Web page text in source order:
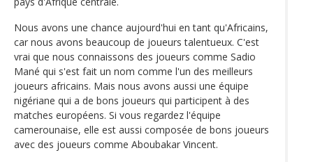
Nous avons une chance aujourd'hui en tant qu'Africains,
car nous avons beaucoup de joueurs talentueux. C'est
vrai que nous connaissons des joueurs comme Sadio
Mané qui s'est fait un nom comme l'un des meilleurs
joueurs africains. Mais nous avons aussi une équipe
nigériane qui a de bons joueurs qui participent à des
matches européens. Si vous regardez l'équipe
camerounaise, elle est aussi composée de bons joueurs
avec des joueurs comme Aboubakar Vincent.